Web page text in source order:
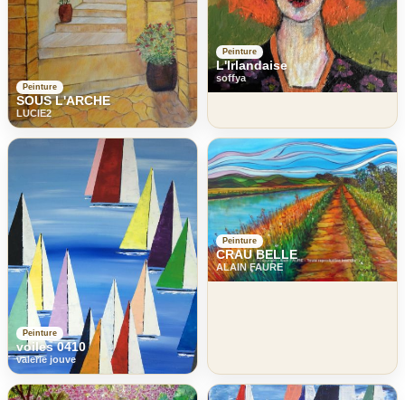
Peinture
SOUS L'ARCHE
LUCIE2
Peinture
L'Irlandaise
soffya
Peinture
voiles 0410
valerie jouve
Peinture
CRAU BELLE
ALAIN FAURE